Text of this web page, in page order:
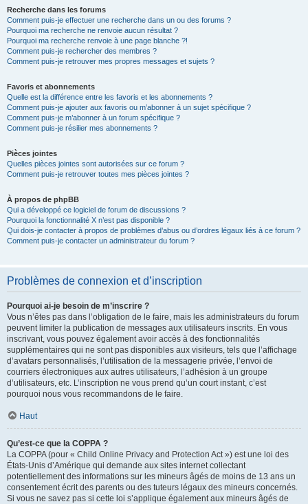
Recherche dans les forums
Comment puis-je effectuer une recherche dans un ou des forums ?
Pourquoi ma recherche ne renvoie aucun résultat ?
Pourquoi ma recherche renvoie à une page blanche ?!
Comment puis-je rechercher des membres ?
Comment puis-je retrouver mes propres messages et sujets ?
Favoris et abonnements
Quelle est la différence entre les favoris et les abonnements ?
Comment puis-je ajouter aux favoris ou m’abonner à un sujet spécifique ?
Comment puis-je m’abonner à un forum spécifique ?
Comment puis-je résilier mes abonnements ?
Pièces jointes
Quelles pièces jointes sont autorisées sur ce forum ?
Comment puis-je retrouver toutes mes pièces jointes ?
À propos de phpBB
Qui a développé ce logiciel de forum de discussions ?
Pourquoi la fonctionnalité X n’est pas disponible ?
Qui dois-je contacter à propos de problèmes d’abus ou d’ordres légaux liés à ce forum ?
Comment puis-je contacter un administrateur du forum ?
Problèmes de connexion et d’inscription
Pourquoi ai-je besoin de m’inscrire ?
Vous n’êtes pas dans l’obligation de le faire, mais les administrateurs du forum
peuvent limiter la publication de messages aux utilisateurs inscrits. En vous
inscrivant, vous pouvez également avoir accès à des fonctionnalités
supplémentaires qui ne sont pas disponibles aux visiteurs, tels que l’affichage
d’avatars personnalisés, l’utilisation de la messagerie privée, l’envoi de
courriers électroniques aux autres utilisateurs, l’adhésion à un groupe
d’utilisateurs, etc. L’inscription ne vous prend qu’un court instant, c’est
pourquoi nous vous recommandons de le faire.
Haut
Qu’est-ce que la COPPA ?
La COPPA (pour « Child Online Privacy and Protection Act ») est une loi des
États-Unis d’Amérique qui demande aux sites internet collectant
potentiellement des informations sur les mineurs âgés de moins de 13 ans un
consentement écrit des parents ou des tuteurs légaux des mineurs concernés.
Si vous ne savez pas si cette loi s’applique également aux mineurs âgés de